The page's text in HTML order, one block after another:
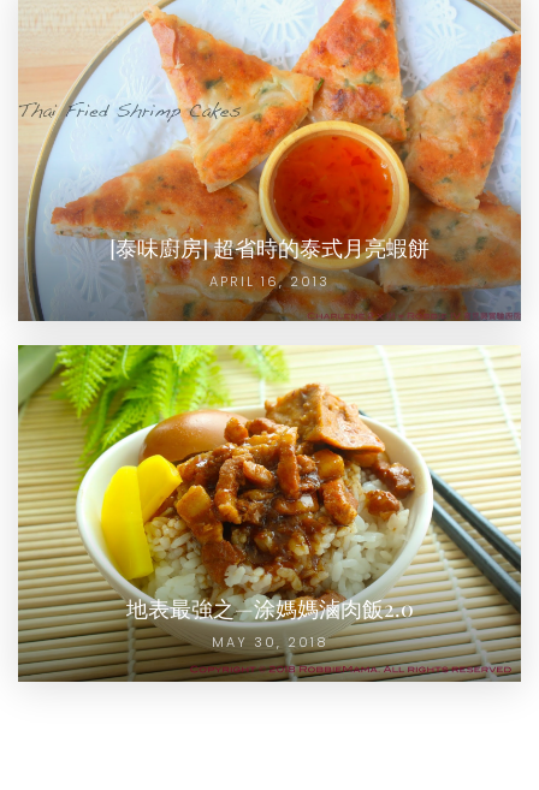
[泰味廚房] 超省時的泰式月亮蝦餅
APRIL 16, 2013
地表最強之—涂媽媽滷肉飯2.0
MAY 30, 2018